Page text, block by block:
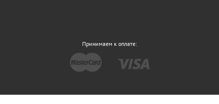
Принимаем к оплате: